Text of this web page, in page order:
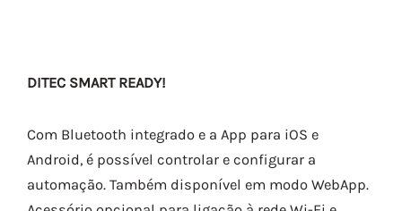
DITEC SMART READY!
Com Bluetooth integrado e a App para iOS e
Android, é possível controlar e configurar a
automação. Também disponível em modo WebApp.